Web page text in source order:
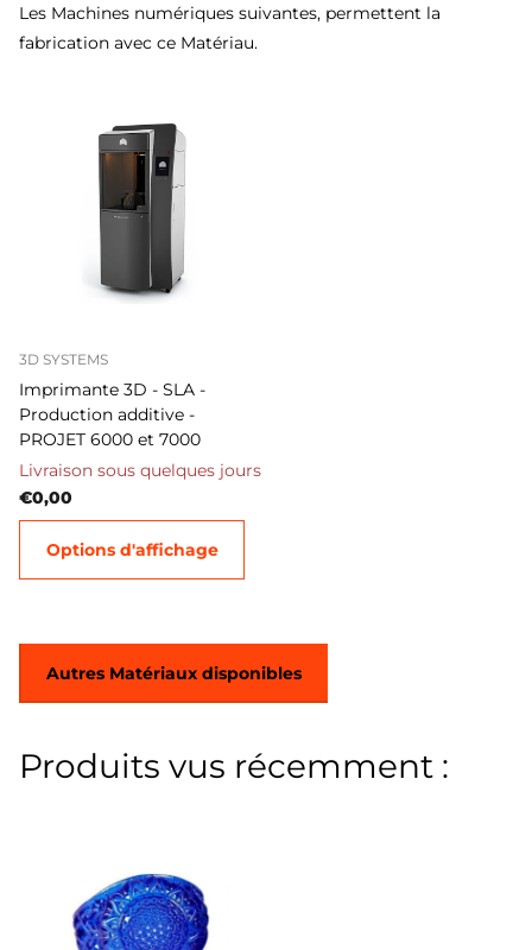
Les Machines numériques suivantes, permettent la
fabrication avec ce Matériau.
3D SYSTEMS
Imprimante 3D - SLA -
Production additive -
PROJET 6000 et 7000
Livraison sous quelques jours
€0,00
Options d'affichage
Autres Matériaux disponibles
Produits vus récemment :